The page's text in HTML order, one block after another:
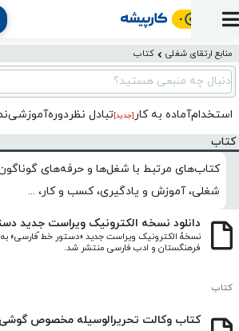
پنل
استخدام
به
کار
ثبت
رزومه
آگهی
آماده
به
کار
ثبت
آگهی
استخدام
نشان
شده‌ها
تبادل
نظر
منابع
ارتقای
شغلی
دوره
آموزشی
مقاله
کتاب
فایل‌و‌قالب
اخبار
استخدام
کارپیشه
جستجوی
کارجویان
(رزومه)
بخش
کارفرمایان
منابع ارتقای شغلی کتاب
دنبال چه منبعی هستید؟
استخدامآماده به کار [جدید]تبادل‌ نظردوره‌آموزشی
کتاب
کتاب‌های مرتبط با شغل‌ها و حرفه‌های
شغلی، آموزش و یادگیری، کسب و کار، ...
دانلود نسخه الکترونیک ویراست جدید
فرهنگستان و ادب فارسی منتشر شد.
کتاب
کتاب وکالت تحریرالوسیله مخصوص گوشی